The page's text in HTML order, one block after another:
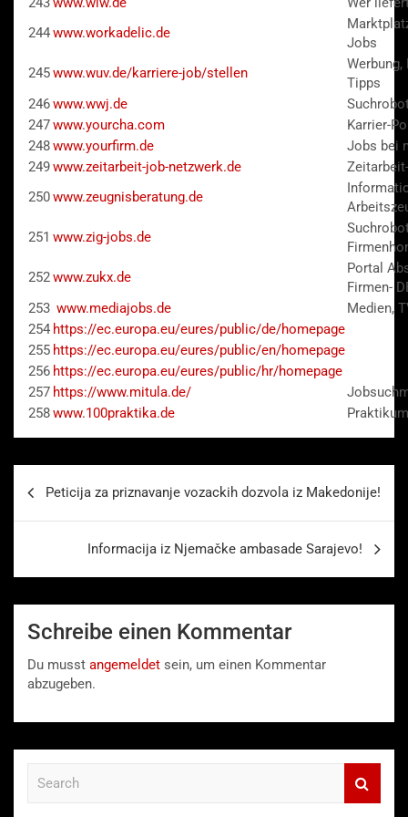
244www.workadelic.de
Jobs
245www.wuv.de/karriere-job/stellen
Tipps
246www.wwj.de
247www.yourcha.com
Karrier-
248www.yourfirm.de
Jobs bei
249www.zeitarbeit-job-netzwerk.de
250www.zeugnisberatung.de
251 www.zig-jobs.de
252www.zukx.de
Portal
Firmen-
253 www.mediajobs.de
Medien,
254 https://ec.europa.eu/eures/public/de/homepage
255 https://ec.europa.eu/eures/public/en/homepage
256 https://ec.europa.eu/eures/public/hr/homepage
257 https://www.mitula.de/
258www.100praktika.de
Peticija za priznavanje vozackih dozvola iz Makedonije!
Informacija iz Njemačke ambasade Sarajevo!
Schreibe einen Kommentar
Du musst angemeldet sein, um einen Kommentar
abzugeben.